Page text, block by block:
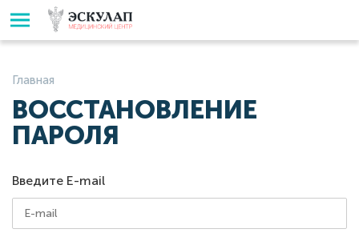
Главная
ВОССТАНОВЛЕНИЕ
ПАРОЛЯ
Введите E-mail